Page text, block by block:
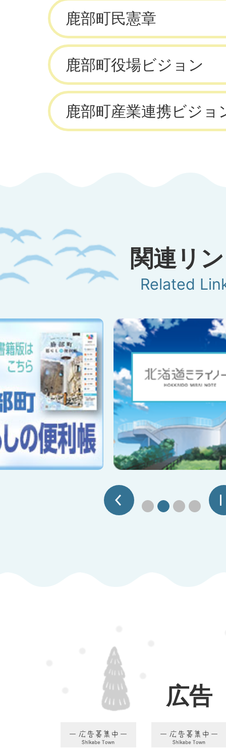
鹿部町民憲章
鹿部町役場ビジョン
鹿部町産業連携ビジョ
関連リ
Related
2
枚
目
の
ス
ラ
イ
ド
前へ
1枚目のスライドを表示
2枚目のスライド
3枚目のスラ
4枚目
広告